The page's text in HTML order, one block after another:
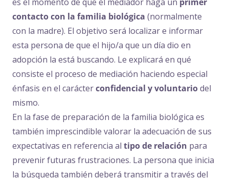
contacto con la familia biológica (normalmente
con la madre). El objetivo será localizar e informar
esta persona de que el hijo/a que un día dio en
adopción la está buscando. Le explicará en qué
consiste el proceso de mediación haciendo especial
énfasis en el carácterconfidencial y voluntariodel
mismo.
En la fase de preparación de la familia biológica es
también imprescindible valorar la adecuación de sus
expectativas en referencia al tipo de relación para
prevenir futuras frustraciones. La persona que inicia
la búsqueda también deberá transmitir a través del